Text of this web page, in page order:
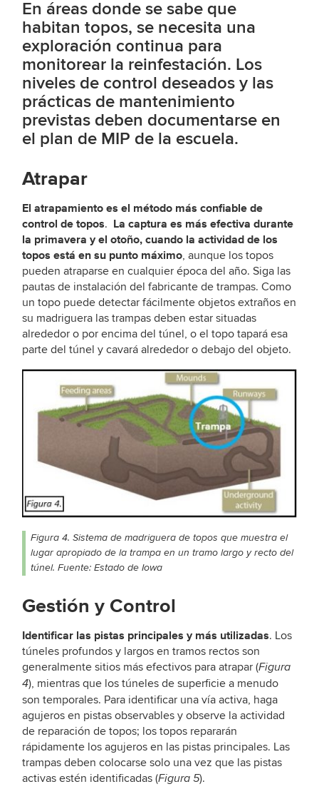
En áreas donde se sabe que
habitan topos, se necesita una
exploración continua para
monitorear la reinfestación. Los
niveles de control deseados y las
prácticas de mantenimiento
previstas deben documentarse en
el plan de MIP de la escuela.
Atrapar
El atrapamiento es el método más confiable de
control de topos. La captura es más efectiva durante
la primavera y el otoño, cuando la actividad de los
topos está en su punto máximo, aunque los topos
pueden atraparse en cualquier época del año. Siga las
pautas de instalación del fabricante de trampas. Como
un topo puede detectar fácilmente objetos extraños en
su madriguera las trampas deben estar situadas
alrededor o por encima del túnel, o el topo tapará esa
parte del túnel y cavará alrededor o debajo del objeto.
Figura 4. Sistema de madriguera de topos que muestra el
lugar apropiado de la trampa en un tramo largo y recto del
túnel. Fuente: Estado de Iowa
Gestión y Control
Identificar las pistas principales y más utilizadas. Los
túneles profundos y largos en tramos rectos son
generalmente sitios más efectivos para atrapar (Figura
4), mientras que los túneles de superficie a menudo
son temporales. Para identificar una vía activa, haga
agujeros en pistas observables y observe la actividad
de reparación de topos; los topos repararán
rápidamente los agujeros en las pistas principales. Las
trampas deben colocarse solo una vez que las pistas
activas estén identificadas (Figura 5).